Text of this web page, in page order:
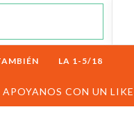
LA 1-5/18
APOYANOS CON UN LIKE